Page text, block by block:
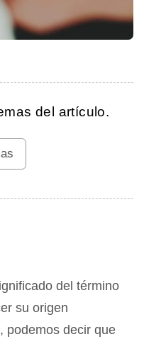
del artículo.
del término
su origen
podemos decir que